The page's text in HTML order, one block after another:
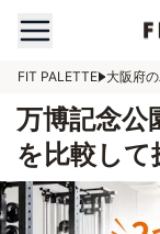
FIT PALETTE 大阪府
万博記念公
を比較して